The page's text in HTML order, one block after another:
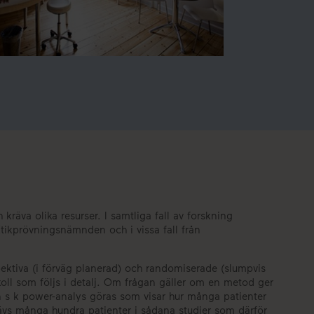
olika resurser. I samtliga fall av forskning
och i vissa fall från
(i förväg planerad) och randomiserade (slumpvis
som följs i detalj. Om frågan gäller om en metod ger
k power-analys göras som visar hur många patienter
många hundra patienter i sådana studier som därför